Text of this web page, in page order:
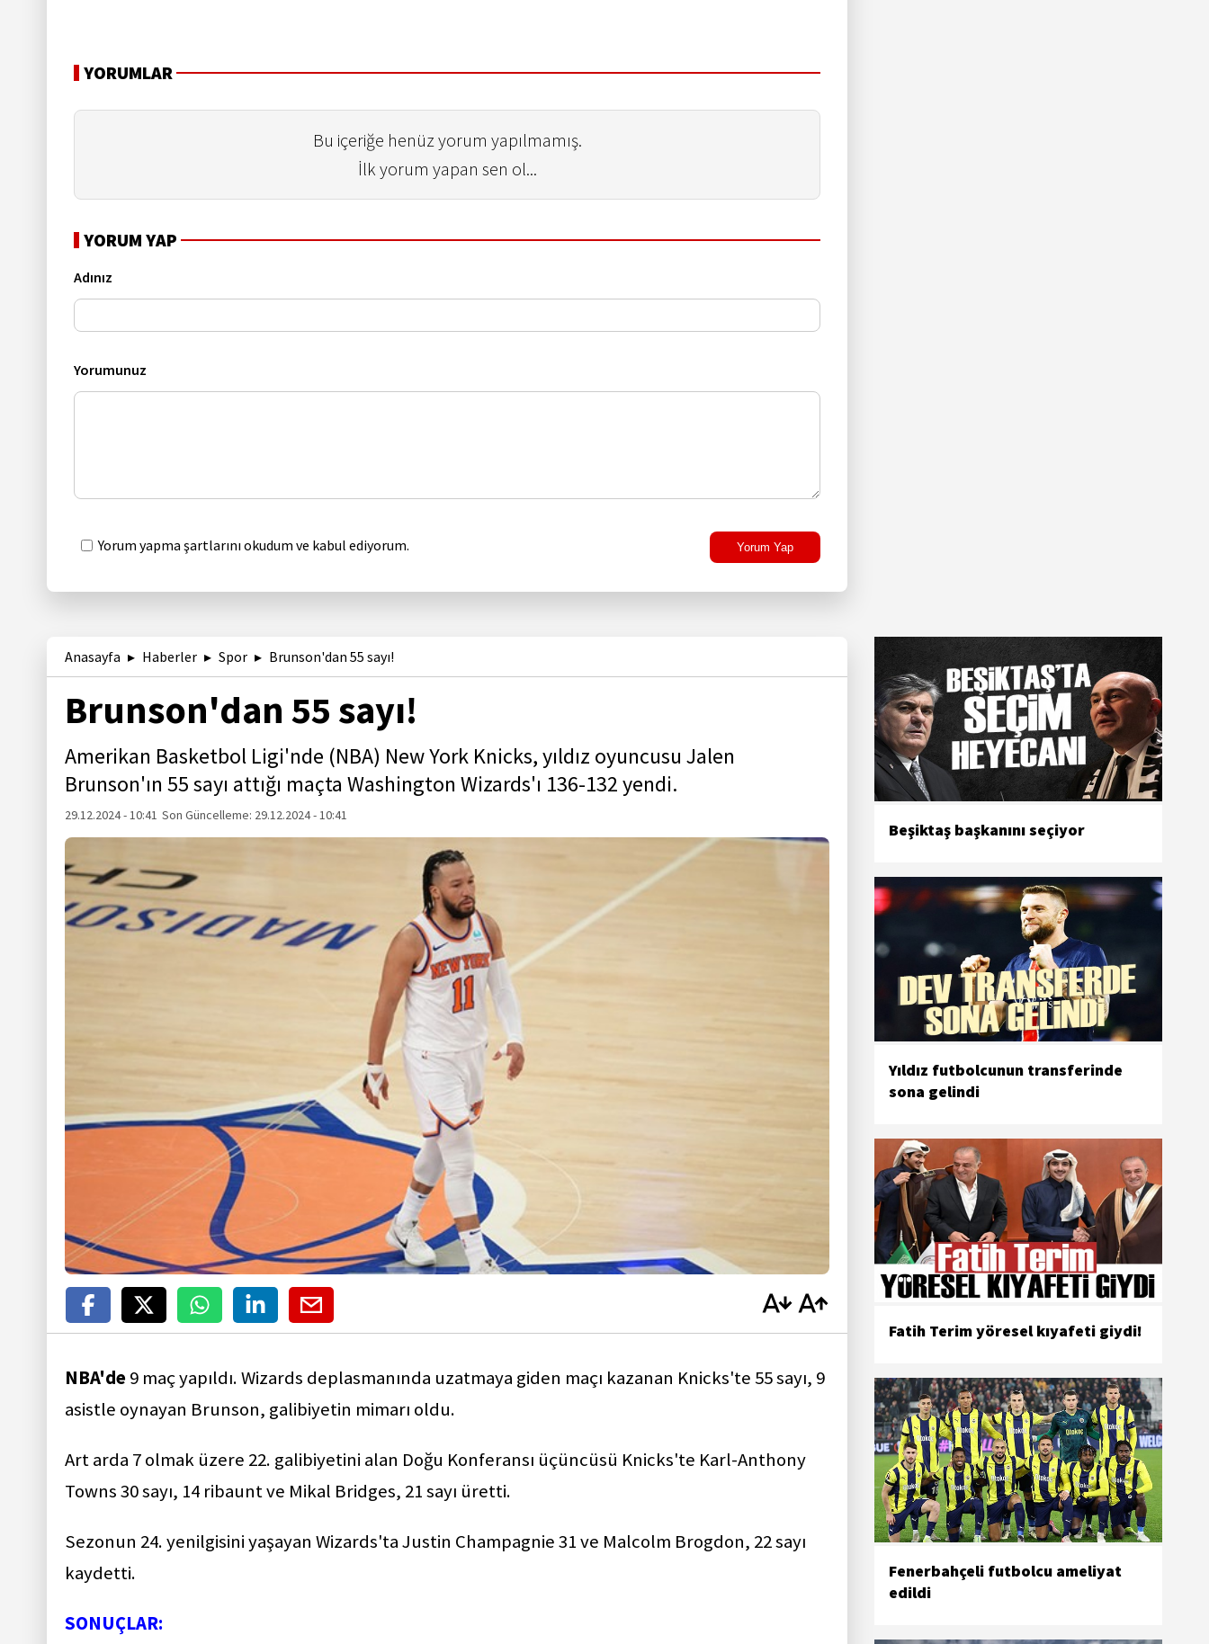
YORUMLAR
Bu içeriğe henüz yorum yapılmamış.
İlk yorum yapan sen ol...
YORUM YAP
Adınız
Yorumunuz
Yorum yapma şartlarını okudum ve kabul ediyorum. Yorum Yap
Anasayfa Haberler Spor Brunson'dan 55 sayı!
Brunson'dan 55 sayı!
Amerikan Basketbol Ligi'nde (NBA) New York Knicks, yıldız oyuncusu Jalen
Brunson'ın 55 sayı attığı maçta Washington Wizards'ı 136-132 yendi.
29.12.2024 - 10:41 Son Güncelleme: 29.12.2024 - 10:41
NBA'de9 maç yapıldı. Wizards deplasmanında uzatmaya giden maçı kazanan Knicks'te 55 sayı, 9
asistle oynayan Brunson, galibiyetin mimarı oldu.
Art arda 7 olmak üzere 22. galibiyetini alan Doğu Konferansı üçüncüsü Knicks'te Karl-Anthony
Towns 30 sayı, 14 ribaunt ve Mikal Bridges, 21 sayı üretti.
Sezonun 24. yenilgisini yaşayan Wizards'ta Justin Champagnie 31 ve Malcolm Brogdon, 22 sayı
kaydetti.
SONUÇLAR:
Beşiktaş başkanını seçiyor
Yıldız futbolcunun transferinde
sona gelindi
Fatih Terim yöresel kıyafeti giydi!
Fenerbahçeli futbolcu ameliyat
edildi